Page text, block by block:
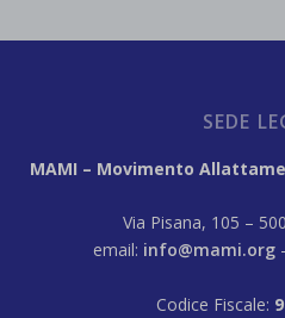
SEDE
MAMI – Movimento
Via Pisana, 105 –
email: info@mami.org
Codice Fiscale: